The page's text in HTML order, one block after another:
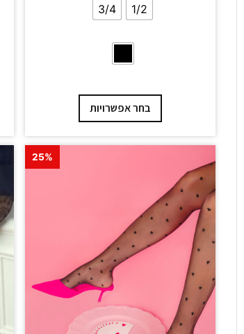
1/2
3/4
בחר אפשרויות
25%